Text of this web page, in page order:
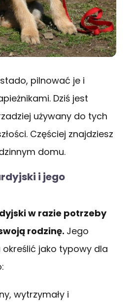
pilnować je i
Dziś jest
używany do tych
Częściej znajdziesz
domu.
i jego
w razie potrzeby
rodzinę. Jego
jako typowy dla
wytrzymały i